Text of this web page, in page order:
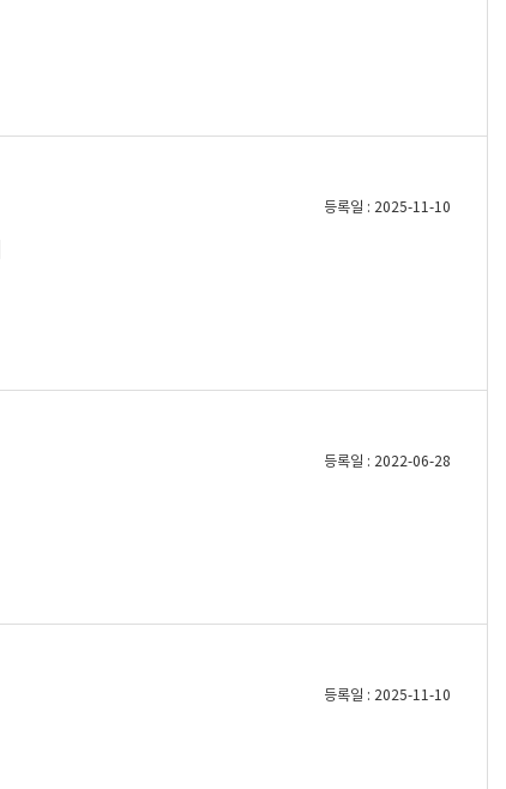
등록일 : 2025-11-10
등록일 : 2022-06-28
등록일 : 2025-11-10